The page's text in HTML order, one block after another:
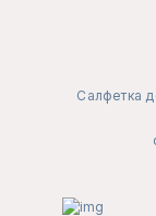
Салфетка